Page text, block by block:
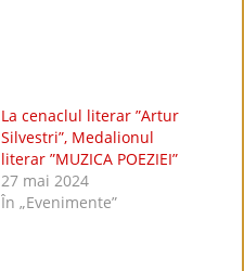
La cenaclul literar ”Artur
Silvestri”, Medalionul
literar ”MUZICA POEZIEI”
27 mai 2024
În „Evenimente”